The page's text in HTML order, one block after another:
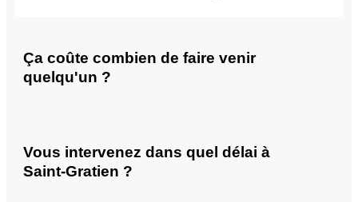
Ça coûte combien de faire venir
quelqu'un ?
Vous intervenez dans quel délai à
Saint-Gratien ?